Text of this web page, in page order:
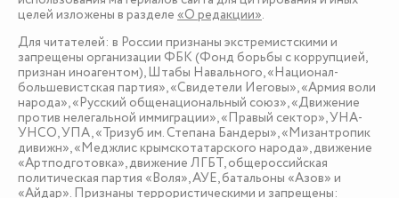
целей изложены в разделе «О редакции».
Для читателей: в России признаны экстремистскими и
запрещены организации ФБК (Фонд борьбы с коррупцией,
признан иноагентом), Штабы Навального, «Национал-
большевистская партия», «Свидетели Иеговы», «Армия воли
народа», «Русский общенациональный союз», «Движение
против нелегальной иммиграции», «Правый сектор», УНА-
УНСО, УПА, «Тризуб им. Степана Бандеры», «Мизантропик
дивижн», «Меджлис крымскотатарского народа», движение
«Артподготовка», движение ЛГБТ, общероссийская
политическая партия «Воля», АУЕ, батальоны «Азов» и
«Айдар». Признаны террористическими и запрещены: